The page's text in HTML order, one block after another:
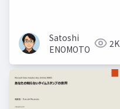
Satoshi
ENOMOTO
2K